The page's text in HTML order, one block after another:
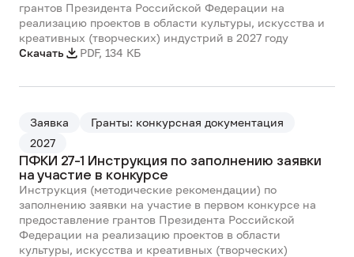
грантов Президента Российской Федерации на
реализацию проектов в области культуры, искусства и
креативных (творческих) индустрий в 2027 году
Скачать
PDF, 134 КБ
Заявка
Гранты: конкурсная документация
2027
ПФКИ 27-1 Инструкция по заполнению заявки
на участие в конкурсе
Инструкция (методические рекомендации) по
заполнению заявки на участие в первом конкурсе на
предоставление грантов Президента Российской
Федерации на реализацию проектов в области
культуры, искусства и креативных (творческих)